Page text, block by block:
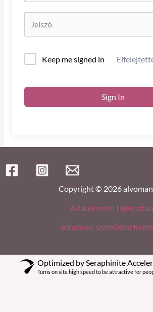
Keep me signed in
Sign In
Copyright © 2026
Adatkezelési
Általános szerződési
Optimized by Seraphinite
Turns on site high speed to be attractive for